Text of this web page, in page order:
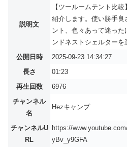
説明文
【ツールームテント比
紹介します。使い勝手
ント、色々あって迷っ
ンドネストシェルター
公開日時
2025-09-23 14:34:27
長さ
01:23
再生回数
6976
チャンネル
名
Hezキャンプ
チャンネルU
RL
https://
yBv_y9GFA